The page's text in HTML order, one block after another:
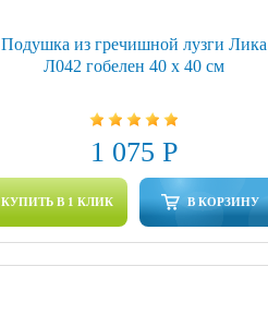
Подушка из гречишной лузги Лика
Л042 гобелен 40 х 40 см
1 075 Р
КУПИТЬ В 1 КЛИК В КОРЗИНУ